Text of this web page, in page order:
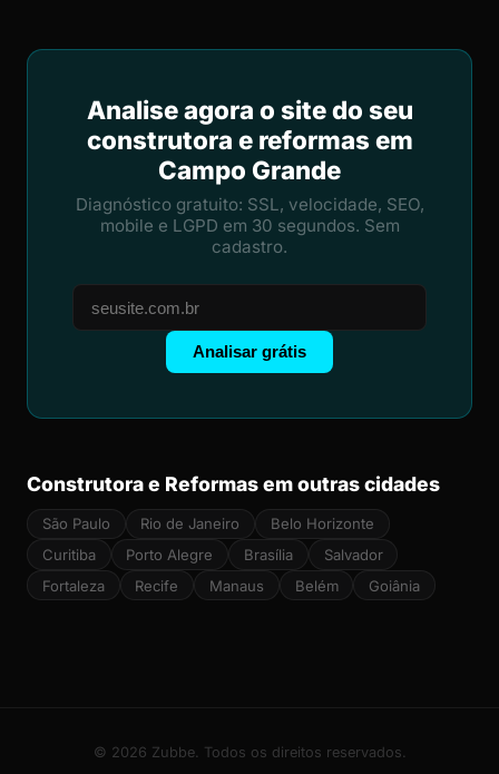
Analise agora o site do seu
construtora e reformas em
Campo Grande
Diagnóstico gratuito: SSL, velocidade, SEO,
mobile e LGPD em 30 segundos. Sem
cadastro.
Analisar grátis
Construtora e Reformas em outras cidades
São Paulo Rio de Janeiro
Belo Horizonte
Curitiba
Porto Alegre Brasília
Salvador
Fortaleza
Recife Manaus Belém Goiânia
© 2026 Zubbe. Todos os direitos reservados.